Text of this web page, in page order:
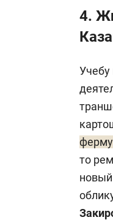
4.
Учебу
то